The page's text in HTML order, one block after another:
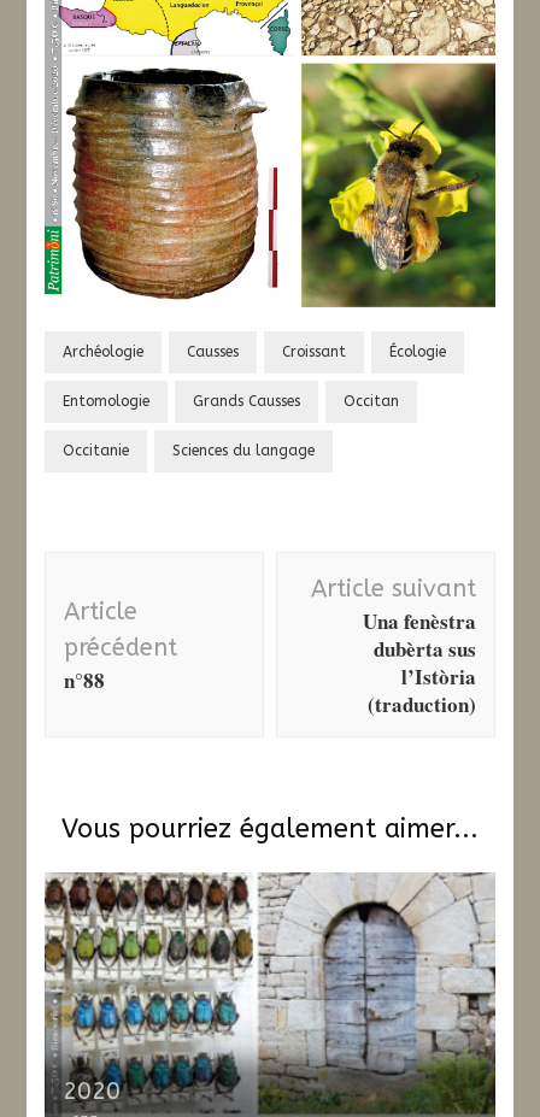
Archéologie Causses Croissant Écologie
Entomologie Grands Causses Occitan
Occitanie Sciences du langage
d'article
Article
précédent
n°88
Article suivant
Una fenèstra
dubèrta sus
l’Istòria
(traduction)
Vous pourriez également aimer...
2020